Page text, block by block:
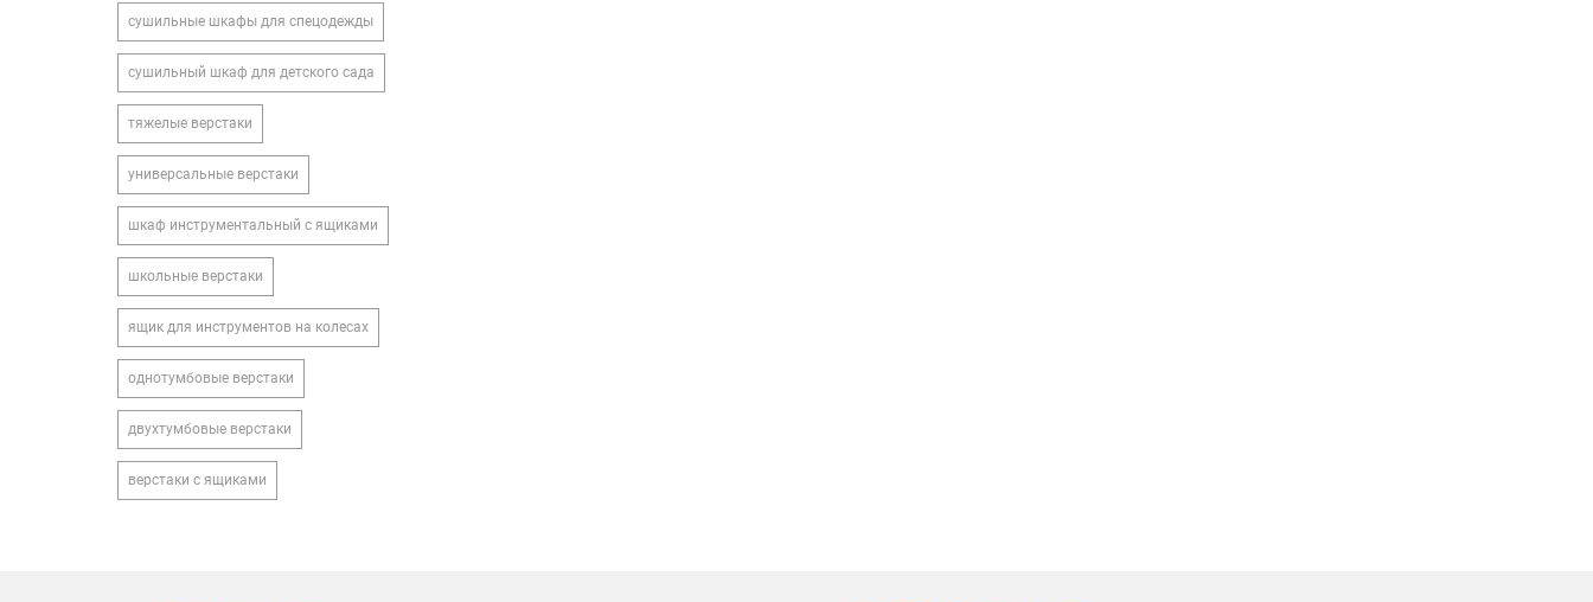
сушильные шкафы для спецодежды
сушильный шкаф для детского сада
тяжелые верстаки
универсальные верстаки
шкаф инструментальный с ящиками
школьные верстаки
ящик для инструментов на колесах
однотумбовые верстаки
двухтумбовые верстаки
верстаки с ящиками